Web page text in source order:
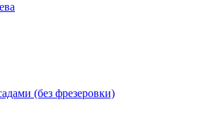
(без фрезеровки)